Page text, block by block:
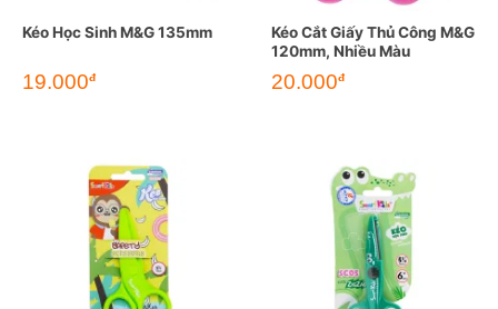
Kéo Học Sinh M&G 135mm
19.000đ
Kéo Cắt Giấy Thủ Công M&G
120mm, Nhiều Màu
Giá
gốc
20.000đGiá